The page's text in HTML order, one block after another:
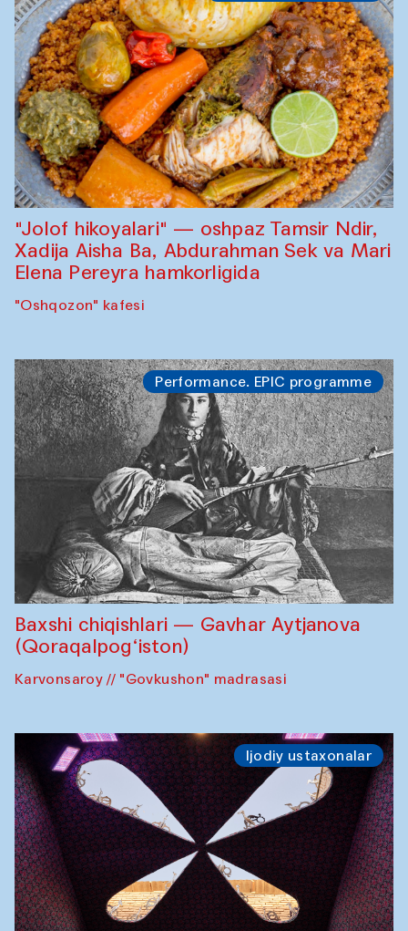
"Jolof hikoyalari" — oshpaz Tamsir Ndir,
Xadija Aisha Ba, Abdurahman Sek va Mari
Elena Pereyra hamkorligida
"Oshqozon" kafesi
Performance. EPIC programme
Baxshi chiqishlari — Gavhar Aytjanova
(Qoraqalpog‘iston)
Karvonsaroy // "Govkushon" madrasasi
Ijodiy ustaxonalar